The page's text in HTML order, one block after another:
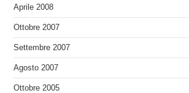
Aprile 2008
Ottobre 2007
Settembre 2007
Agosto 2007
Ottobre 2005